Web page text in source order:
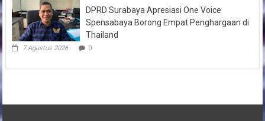
DPRD Surabaya Apresiasi One Voice
Spensabaya Borong Empat Penghargaan di
Thailand
7 Agustus 2026 0